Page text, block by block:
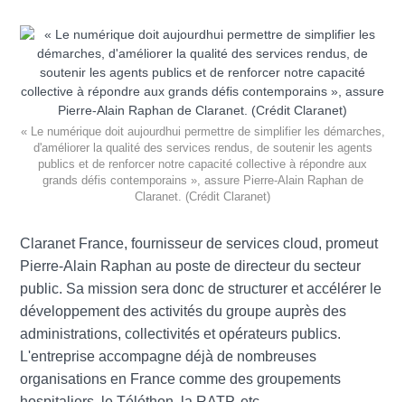
« Le numérique doit aujourdhui permettre de simplifier les démarches,
d'améliorer la qualité des services rendus, de soutenir les agents
publics et de renforcer notre capacité collective à répondre aux
grands défis contemporains », assure Pierre-Alain Raphan de
Claranet. (Crédit Claranet)
Claranet France, fournisseur de services cloud, promeut
Pierre-Alain Raphan au poste de directeur du secteur
public. Sa mission sera donc de structurer et accélérer le
développement des activités du groupe auprès des
administrations, collectivités et opérateurs publics.
L'entreprise accompagne déjà de nombreuses
organisations en France comme des groupements